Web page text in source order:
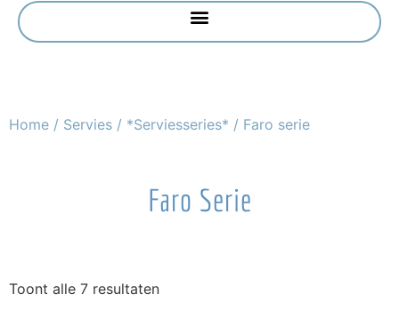
Home / Servies / *Serviesseries* / Faro serie
Faro Serie
Toont alle 7 resultaten